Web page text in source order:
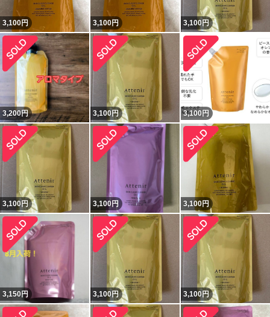
3,100円 3,100円 3,100円
3,200円 3,100円 3,100 円
3,100円 3,100円 3,100円
3,150円 3,100円 3,100円